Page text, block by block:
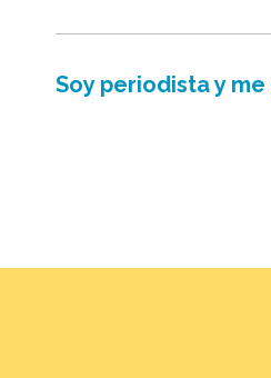
Soy periodista y